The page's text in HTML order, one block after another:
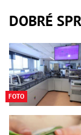
DOBRÉ
FOTO